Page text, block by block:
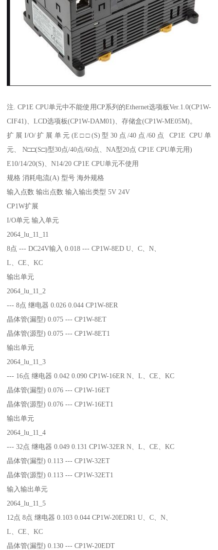
注. CP1E CPU单元中不能使用CP系列的Ethernet选项板Ver.1.0(CP1W-
CIF41)、LCD选项板(CP1W-DAM01)、存储盒(CP1W-ME05M)。
扩展I/O/扩展单元(E□□(S)型30点/40点/60点 CP1E CPU单
元、 N□□(S□)型30点/40点/60点、NA型20点 CP1E CPU单元用)
E10/14/20(S)、N14/20 CP1E CPU单元不使用
规格 消耗电流(A) 型号 海外规格
输入点数 输出点数 输入输出类型 5V 24V
CP1W扩展
I/O单元 输入单元
2064_lu_11_11
8点 --- DC24V输入 0.018 --- CP1W-8ED U、C、N、
L、CE、KC
输出单元
2064_lu_11_2
--- 8点 继电器 0.026 0.044 CP1W-8ER
晶体管(漏型) 0.075 --- CP1W-8ET
晶体管(源型) 0.075 --- CP1W-8ET1
输出单元
2064_lu_11_3
--- 16点 继电器 0.042 0.090 CP1W-16ER N、L、CE、KC
晶体管(漏型) 0.076 --- CP1W-16ET
晶体管(源型) 0.076 --- CP1W-16ET1
输出单元
2064_lu_11_4
--- 32点 继电器 0.049 0.131 CP1W-32ER N、L、CE、KC
晶体管(漏型) 0.113 --- CP1W-32ET
晶体管(源型) 0.113 --- CP1W-32ET1
输入输出单元
2064_lu_11_5
12点 8点 继电器 0.103 0.044 CP1W-20EDR1 U、C、N、
L、CE、KC
晶体管(漏型) 0.130 --- CP1W-20EDT